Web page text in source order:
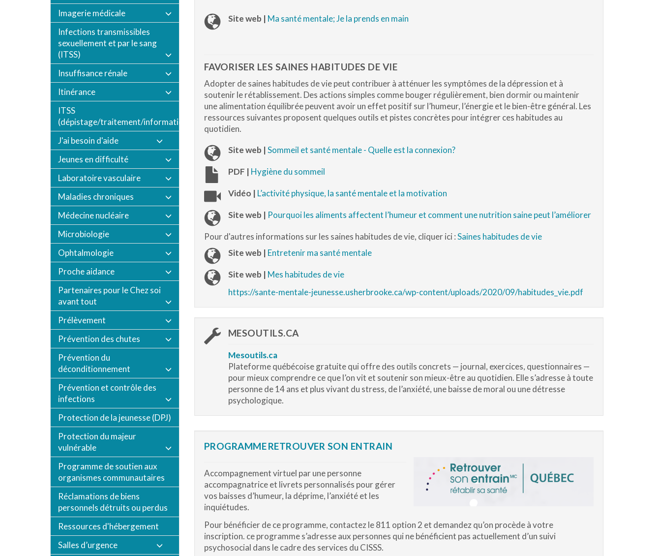
Imagerie médicale
Infections transmissibles
sexuellement et par le sang
(ITSS)
Insuffisance rénale
Itinérance
ITSS
(dépistage/traitement/informations/vaccination)
J'ai besoin d'aide
Jeunes en difficulté
Laboratoire vasculaire
Maladies chroniques
Médecine nucléaire
Microbiologie
Ophtalmologie
Proche aidance
Partenaires pour le Chez soi
avant tout
Prélèvement
Prévention des chutes
Prévention du
déconditionnement
Prévention et contrôle des
infections
Protection de la jeunesse (DPJ)
Protection du majeur
vulnérable
Programme de soutien aux
organismes communautaires
Réclamations de biens
personnels détruits ou perdus
Ressources d'hébergement
Salles d’urgence
Site web | Ma santé mentale; Je la prends en main
FAVORISER LES SAINES HABITUDES DE VIE
Adopter de saines habitudes de vie peut contribuer à atténuer les symptômes de la dépression et à
soutenir le rétablissement. Des actions simples comme bouger régulièrement, bien dormir ou maintenir
une alimentation équilibrée peuvent avoir un effet positif sur l’humeur, l’énergie et le bien-être général. Les
ressources suivantes proposent quelques outils et pistes concrètes pour intégrer ces habitudes au
quotidien.
Site web |Sommeil et santé mentale - Quelle est la connexion?
PDF | Hygiène du sommeil
Vidéo | L’activité physique, la santé mentale et la motivation
Site web | Pourquoi les aliments affectent l’humeur et comment une nutrition saine peut l’améliorer
Pour d'autres informations sur les saines habitudes de vie, cliquer ici :Saines habitudes de vie
Site web | Entretenir ma santé mentale
Site web | Mes habitudes de vie
https://sante-mentale-jeunesse.usherbrooke.ca/wp-content/uploads/2020/09/habitudes_vie.pdf
MESOUTILS.CA
Mesoutils.ca
Plateforme québécoise gratuite qui offre des outils concrets — journal, exercices, questionnaires —
pour mieux comprendre ce que l’on vit et soutenir son mieux-être au quotidien. Elle s’adresse à toute
personne de 14 ans et plus vivant du stress, de l’anxiété, une baisse de moral ou une détresse
psychologique.
PROGRAMME RETROUVER SON ENTRAIN
Accompagnement virtuel par une personne
accompagnatrice et livrets personnalisés pour gérer
vos baisses d’humeur, la déprime, l’anxiété et les
inquiétudes.
Pour bénéficier de ce programme, contactez le 811 option 2 et demandez qu’on procède à votre
inscription. ce programme s’adresse aux personnes qui ne bénéficient pas actuellement d’un suivi
psychosocial dans le cadre des services du CISSS.